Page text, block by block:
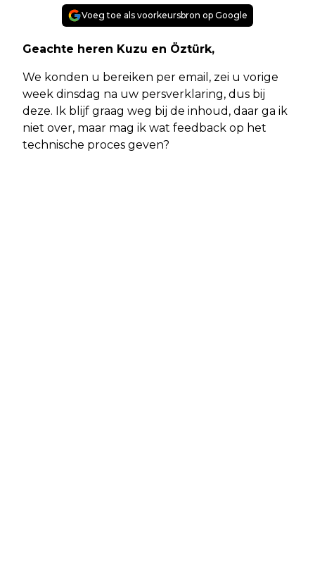
Voeg toe als voorkeursbron op Google
Geachte heren Kuzu en Öztürk,
We konden u bereiken per email, zei u vorige
week dinsdag na uw persverklaring, dus bij
deze. Ik blijf graag weg bij de inhoud, daar ga ik
niet over, maar mag ik wat feedback op het
technische proces geven?